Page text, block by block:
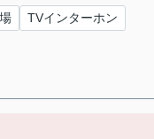
TVインターホン